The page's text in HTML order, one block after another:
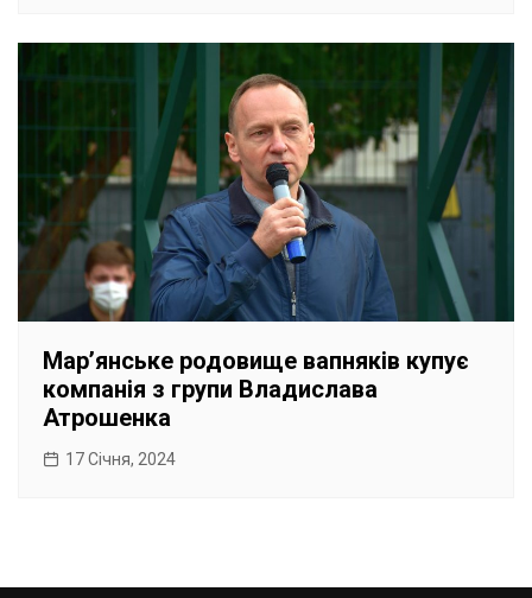
Марʼянське родовище вапняків купує
компанія з групи Владислава
Атрошенка
17 Січня, 2024